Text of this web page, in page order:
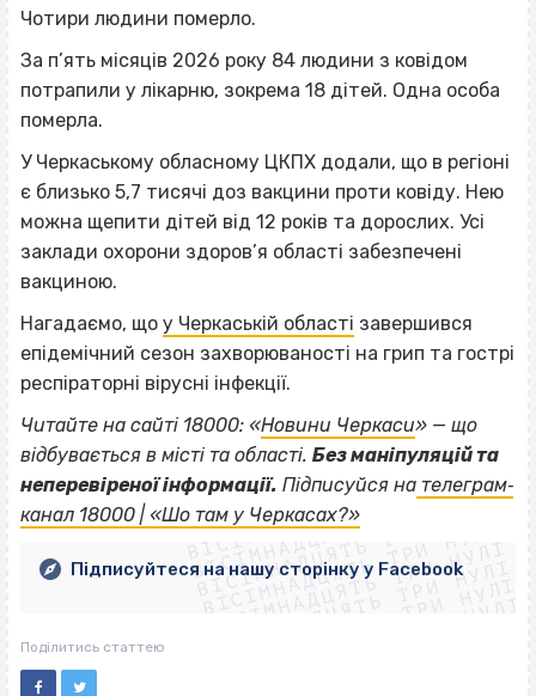
Чотири людини померло.
За п’ять місяців 2026 року 84 людини з ковідом
потрапили у лікарню, зокрема 18 дітей. Одна особа
померла.
У Черкаському обласному ЦКПХ додали, що в регіоні
є близько 5,7 тисячі доз вакцини проти ковіду. Нею
можна щепити дітей від 12 років та дорослих. Усі
заклади охорони здоров’я області забезпечені
вакциною.
Нагадаємо, що у Черкаській області завершився
епідемічний сезон захворюваності на грип та гострі
респіраторні вірусні інфекції.
Читайте на сайті 18000: «Новини Черкаси» — що
відбувається в місті та області. Без маніпуляцій та
неперевіреної інформації. Підписуйся на телеграм‐
канал 18000 | «Шо там у Черкасах?»
ВІСІМНАДЦЯТЬ ТРИ НУЛІ
ВІСІМНАДЦЯТЬ ТРИ НУЛІ
ВІСІМНАДЦЯТЬ ТРИ НУЛІ
ВІСІМНАДЦЯТЬ ТРИ НУЛІ
ВІСІМНАДЦЯТЬ ТРИ НУЛІ
ВІСІМНАДЦЯТЬ ТРИ НУЛІ
ВІСІМНАДЦЯТЬ ТРИ НУЛІ
ВІСІМНАДЦЯТЬ ТРИ НУЛІ
Підписуйтеся на нашу сторінку у Facebook
Поділитись статтею